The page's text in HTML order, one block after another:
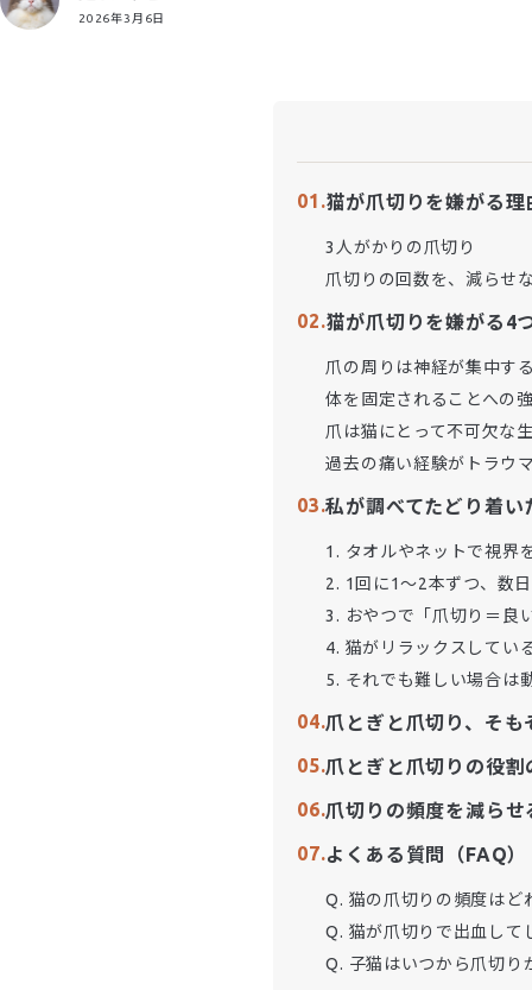
2026年3月6日
猫が爪切りを嫌がる
3人がかりの爪切り
爪切りの回数を、減らせ
猫が爪切りを嫌がる4
爪の周りは神経が集中す
体を固定されることへの
爪は猫にとって不可欠な
過去の痛い経験がトラウ
私が調べてたどり着
1. タオルやネットで視界
2. 1回に1〜2本ずつ、数
3. おやつで「爪切り＝良
4. 猫がリラックスしてい
5. それでも難しい場合は
爪とぎと爪切り、そ
爪とぎと爪切りの役割
爪切りの頻度を減ら
よくある質問（FAQ）
Q. 猫の爪切りの頻度はど
Q. 猫が爪切りで出血して
Q. 子猫はいつから爪切り